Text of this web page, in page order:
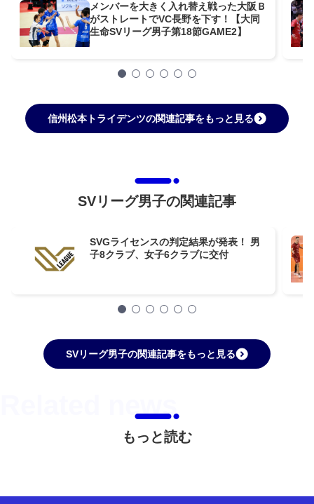
メンバーを大きく入れ替え戦った大阪Ｂ
がストレートでVC長野を下す！【大同
生命SVリーグ男子第18節GAME2】
信州松本トライデンツの関連記事をもっと見る
SVリーグ男子の関連記事
SVGライセンスの判定結果が発表！ 男
子8クラブ、女子6クラブに交付
SVリーグ男子の関連記事をもっと見る
もっと読む